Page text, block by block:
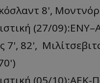
8',
(27/
7', 82',
(05/10):ΑΕΚ-